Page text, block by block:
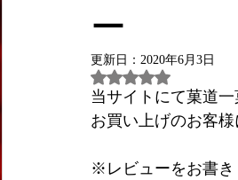
ー
更新日： 2020年6月3日
5つ星のうちNaN
当サイトにて菓道
お買い上げのお客
※レビューをお書き